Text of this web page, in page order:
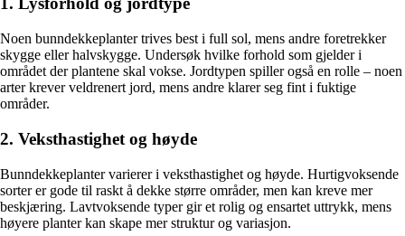
Noen bunndekkeplanter trives best i full sol, mens andre foretrekker
skygge eller halvskygge. Undersøk hvilke forhold som gjelder i
området der plantene skal vokse. Jordtypen spiller også en rolle – noen
arter krever veldrenert jord, mens andre klarer seg fint i fuktige
områder.
2. Veksthastighet og høyde
Bunndekkeplanter varierer i veksthastighet og høyde. Hurtigvoksende
sorter er gode til raskt å dekke større områder, men kan kreve mer
beskjæring. Lavtvoksende typer gir et rolig og ensartet uttrykk, mens
høyere planter kan skape mer struktur og variasjon.